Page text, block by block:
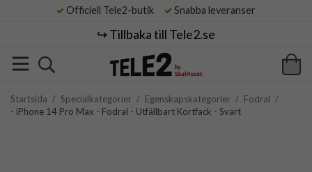
Officiell Tele2-butik Snabba leveranser
↪️ Tillbaka till Tele2.se
Startsida / Specialkategorier / Egenskapskategorier / Fodral /
- iPhone 14 Pro Max - Fodral - Utfällbart Kortfack - Svart